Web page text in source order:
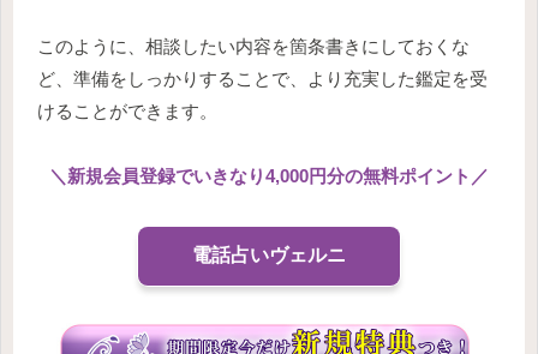
このように、相談したい内容を箇条書きにしておくな
ど、準備をしっかりすることで、より充実した鑑定を受
けることができます。
＼ 新規会員登録でいきなり4,000円分の無料ポイント ／
電話占いヴェルニ